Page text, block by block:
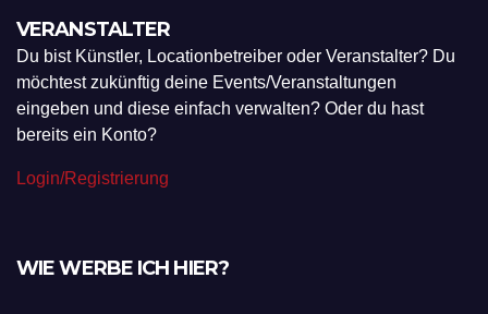
VERANSTALTER
Du bist Künstler, Locationbetreiber oder Veranstalter? Du
möchtest zukünftig deine Events/Veranstaltungen
eingeben und diese einfach verwalten? Oder du hast
bereits ein Konto?
Login/Registrierung
WIE WERBE ICH HIER?